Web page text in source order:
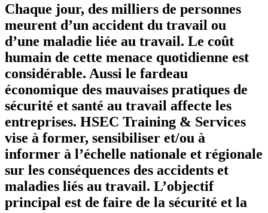
Chaque jour, des milliers de personnes
meurent d’un accident du travail ou
d’une maladie liée au travail. Le coût
humain de cette menace quotidienne est
considérable. Aussi le fardeau
économique des mauvaises pratiques de
sécurité et santé au travail affecte les
entreprises. HSEC Training & Services
vise à former, sensibiliser et/ou à
informer à l’échelle nationale et régionale
sur les conséquences des accidents et
maladies liés au travail. L’objectif
principal est de faire de la sécurité et la